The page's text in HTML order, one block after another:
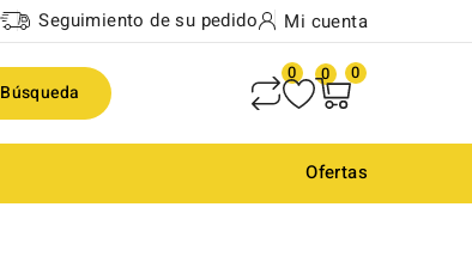
Seguimiento de su pedido Mi cuenta
Búsqueda
0 0 0
Ofertas